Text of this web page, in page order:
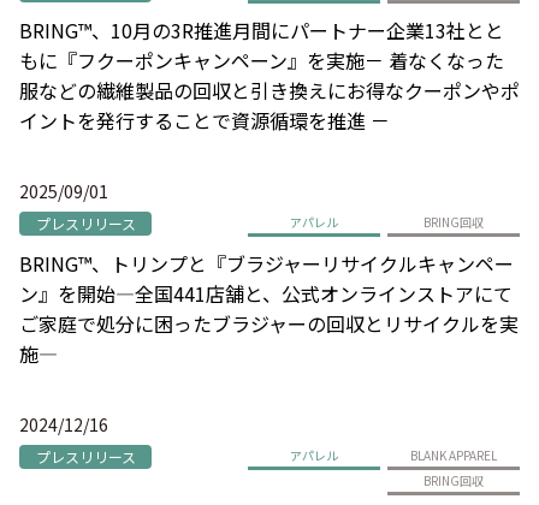
BRING™、10月の3R推進月間にパートナー企業13社とと
もに『フクーポンキャンペーン』を実施－ 着なくなった
服などの繊維製品の回収と引き換えにお得なクーポンやポ
イントを発行することで資源循環を推進 －
2025/09/01
プレスリリース アパレル BRING回収
BRING™、トリンプと『ブラジャーリサイクルキャンペー
ン』を開始―全国441店舗と、公式オンラインストアにて
ご家庭で処分に困ったブラジャーの回収とリサイクルを実
施―
2024/12/16
プレスリリース アパレル
BLANK APPAREL
BRING回収